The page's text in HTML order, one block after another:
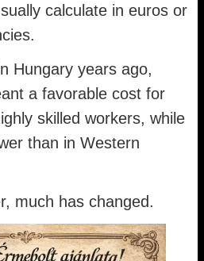
calculate in euros or
Hungary years ago,
a favorable cost for
skilled workers, while
than in Western
much has changed.